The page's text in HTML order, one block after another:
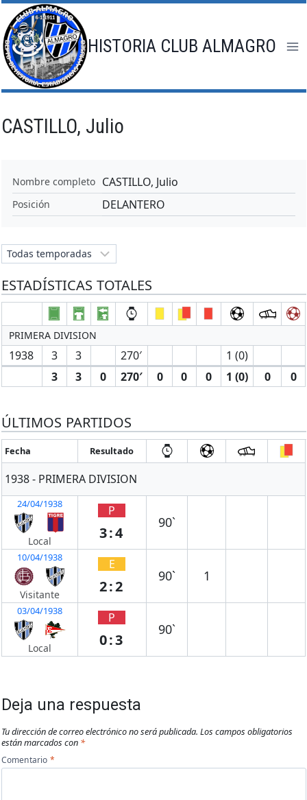
Saltar
al
contenido
HISTORIA CLUB ALMAGRO
CASTILLO, Julio
Nombre completo CASTILLO, Julio
Posición DELANTERO
ESTADÍSTICAS TOTALES
PRIMERA DIVISION
1938 3 3 270′
1 (0)
3
3 0 270′ 0 0 0 1 (0) 0 0
ÚLTIMOS PARTIDOS
Fecha Resultado
1938 - PRIMERA DIVISION
24/04/1938
Local
P
3:4
90`
10/04/1938
Visitante
E
2:2
90` 1
03/04/1938
Local
P
0:3
90`
Deja una respuesta
Tu dirección de correo electrónico no será publicada. Los campos obligatorios
están marcados con *
Comentario *